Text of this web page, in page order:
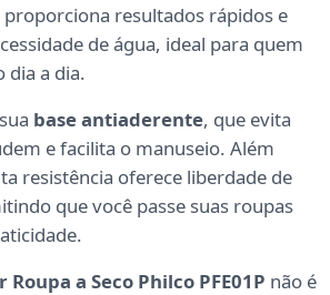
proporciona resultados rápidos e
de água, ideal para quem
dia a dia.
base antiaderente, que evita
e facilita o manuseio. Além
resistência oferece liberdade de
que você passe suas roupas
Roupa a Seco Philco PFE01P não é